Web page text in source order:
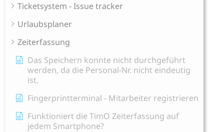
Ticketsystem - Issue tracker
Urlaubsplaner
Zeiterfassung
Das Speichern konnte nicht durchgeführt
werden, da die Personal-Nr. nicht eindeutig
ist.
Fingerprintterminal - Mitarbeiter registrieren
Funktioniert die TimO Zeiterfassung auf
jedem Smartphone?